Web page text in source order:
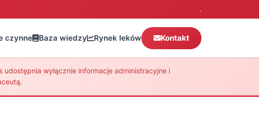
.
czynne Baza wiedzy Rynek leków Kontakt
wyłącznie informacje administracyjne i